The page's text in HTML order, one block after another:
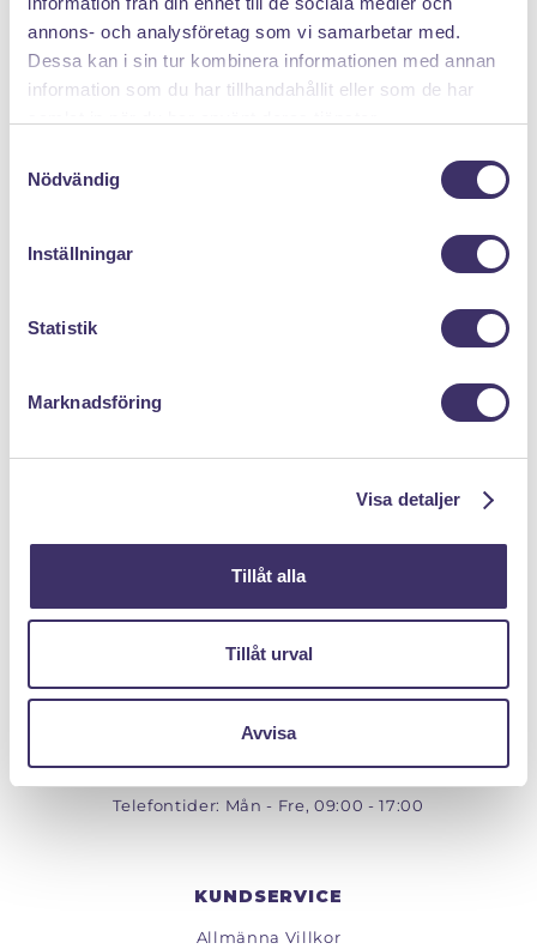
annons- och analysföretag som vi samarbetar med.
Dessa kan i sin tur kombinera informationen med annan
information som du har tillhandahållit eller som de har
Nödvändig
Inställningar
Statistik
Marknadsföring
Visa detaljer
Tillåt alla
Tillåt urval
Avvisa
DÄRFÖR SÄLJER DU MED PANTIT
PANTIT SVERIGE AB
Org.nr: 559222 - 1260
08 - 520 275 02
Epost :info@pantit.se
Telefontider: Mån - Fre, 09:00 - 17:00
KUNDSERVICE
Allmänna Villkor